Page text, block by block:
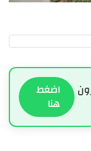
اضغط
هنا